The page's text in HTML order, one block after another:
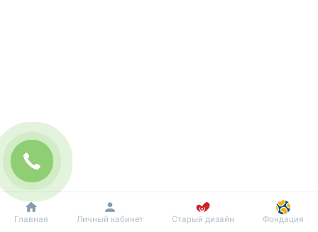
Добробут Информация Пациенту
Главная Личный кабинет Старый дизайн Фондация